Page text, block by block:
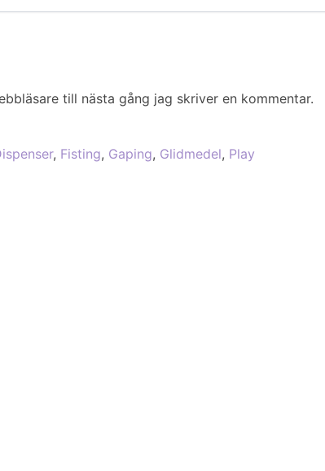
till nästa gång jag skriver en kommentar.
, Fisting, Gaping, Glidmedel, Play